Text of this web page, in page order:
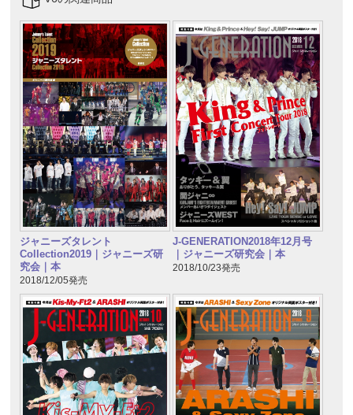
ジャニーズタレント
Collection2019｜ジャニーズ研
究会｜本
2018/12/05発売
J-GENERATION2018年12月号
｜ジャニーズ研究会｜本
2018/10/23発売